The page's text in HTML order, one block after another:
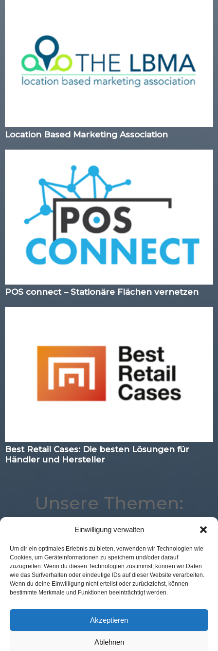
Einwilligung verwalten
Um dir ein optimales Erlebnis zu bieten, verwenden wir Technologien wie
Cookies, um Geräteinformationen zu speichern und/oder darauf
zuzugreifen. Wenn du diesen Technologien zustimmst, können wir Daten
wie das Surfverhalten oder eindeutige IDs auf dieser Website verarbeiten.
Wenn du deine Einwilligung nicht erteilst oder zurückziehst, können
bestimmte Merkmale und Funktionen beeinträchtigt werden.
Akzeptieren
Ablehnen
Location Based Marketing Association
POS connect – Stationäre Flächen vernetzen
Best Retail Cases: Die besten Lösungen für
Händler und Hersteller
Unsere Themen:
Commerce Künstliche Intelligenz
Advertising
Analytics
Location
Augmented Reality
POS Connect
eCommerce Logistik
Payment
Mobile
Best Retail Cases
Loyalty
Expertenwissen